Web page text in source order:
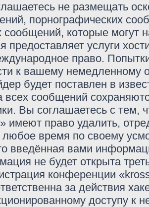
не размещать
порнографических
сообщений, которые могут
предоставляет услуги
право.
к вашему немедленному
будет поставлен в
всех сообщений
Вы соглашаетесь с тем,
имеют право удалить,
любое время по своему
введённая вами
не будет открыта
конференции
за действия
доступу к